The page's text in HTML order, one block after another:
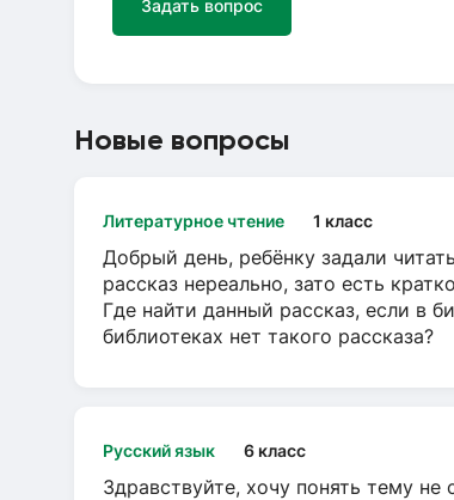
Задать вопрос
Новые вопросы
Литературное чтение 1 класс
Добрый день, ребёнку задали
рассказ нереально, зато есть
Где найти данный рассказ, если в
библиотеках нет такого рассказа?
Русский язык 6 класс
Здравствуйте, хочу понять тему